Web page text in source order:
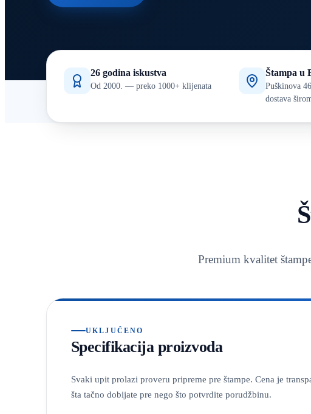
26 godina iskustva
Od 2000. — preko 1000+ klijenata
Štampa u
Puškinova
dostava
Premium kvalitet
UKLJUČENO
Specifikacija proizvoda
Svaki upit prolazi proveru pripreme pre štampe. Cena je
šta tačno dobijate pre nego što potvrdite porudžbinu.